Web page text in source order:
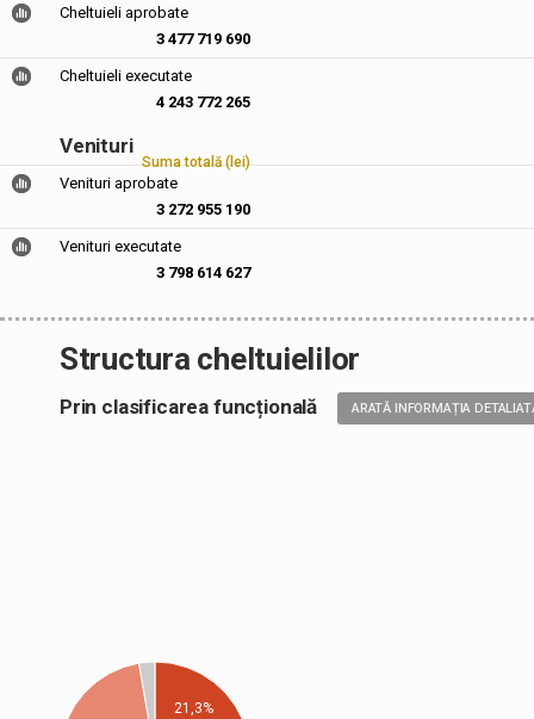
Cheltuieli aprobate
3 477 719 690
Cheltuieli executate
4 243 772 265
Venituri
Suma totală (lei)
Venituri aprobate
3 272 955 190
Venituri executate
3 798 614 627
Structura cheltuielilor
Prin clasificarea funcțională ARATĂ INFORMAȚIA
21,3%